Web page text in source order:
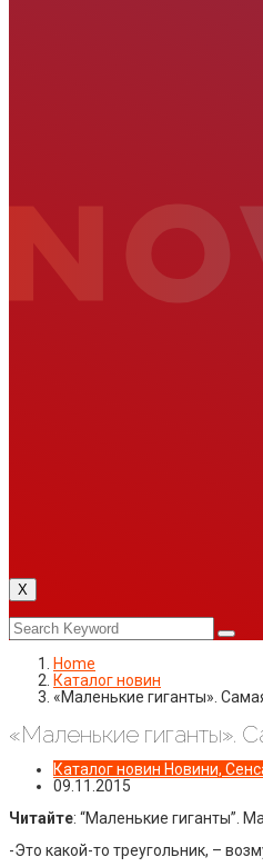
X
Home
Каталог новин
«Маленькие гиганты».
«Маленькие гиганты».
Каталог новин Новини,
09.11.2015
Читайте: “Маленькие гиганты”.
-Это какой-то треугольник, –